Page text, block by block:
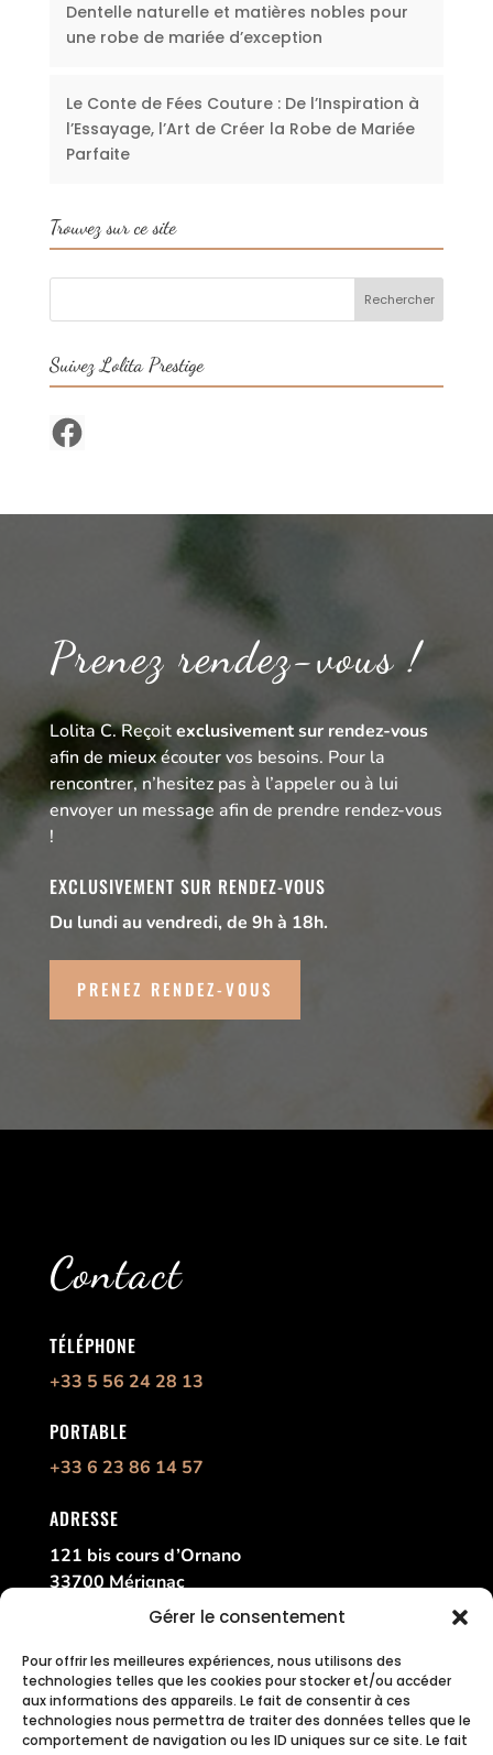
Gérer le consentement
Pour offrir les meilleures expériences, nous utilisons des
technologies telles que les cookies pour stocker et/ou accéder
aux informations des appareils. Le fait de consentir à ces
technologies nous permettra de traiter des données telles que le
comportement de navigation ou les ID uniques sur ce site. Le fait
Dentelle naturelle et matières nobles pour
une robe de mariée d’exception
Le Conte de Fées Couture : De l’Inspiration à
l’Essayage, l’Art de Créer la Robe de Mariée
Parfaite
Trouvez sur ce site
Suivez Lolita Prestige
Facebook
Prenez rendez-vous !
Lolita C. Reçoitexclusivement sur rendez-vous
afin de mieux écouter vos besoins. Pour la
rencontrer, n’hesitez pas à l’appeler ou à lui
envoyer un message afin de prendre rendez-vous
!
EXCLUSIVEMENT SUR RENDEZ-VOUS
Du lundi au vendredi, de 9h à 18h.
PRENEZ RENDEZ-VOUS
Contact
TÉLÉPHONE
+33 5 56 24 28 13
PORTABLE
+33 6 23 86 14 57
ADRESSE
121 bis cours d’Ornano
33700 Mérignac